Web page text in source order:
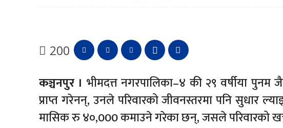
200
कञ्चनपुर । भीमदत्त नगरपालिका–४ की २९ वर्षीया पुनम
प्राप्त गरेनन्, उनले परिवारको जीवनस्तरमा पनि सुधार
मासिक रु ४०,000 कमाउने गरेका छन्, जसले परिवारको